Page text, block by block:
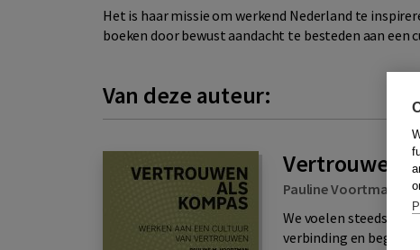
Het is haar missie om werkend Nederland te
boeken door bewust aandacht te besteden aan een
Van deze auteur:
Vertrouwen
Pauline Voortman
We voelen steeds
verbinding en begrip.